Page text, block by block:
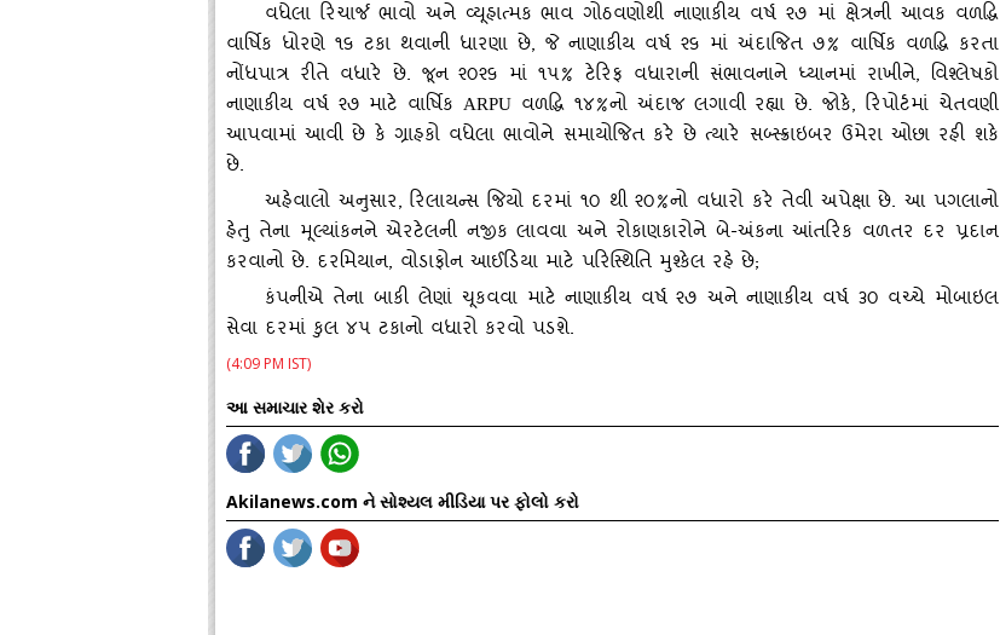
વધેલા રિચાર્જ ભાવો અને વ્‍યૂહાત્‍મક ભાવ ગોઠવણોથી નાણાકીય વર્ષ ૨૭ માં ક્ષેત્રની આવક વળદ્ધિ
વાર્ષિક ધોરણે ૧૬ ટકા થવાની ધારણા છે, જે નાણાકીય વર્ષ ૨૬ માં અંદાજિત ૭% વાર્ષિક વળદ્ધિ કરતા
નોંધપાત્ર રીતે વધારે છે. જૂન ૨૦૨૬ માં ૧૫% ટેરિફ વધારાની સંભાવનાને ધ્‍યાનમાં રાખીને, વિશ્‍લેષકો
નાણાકીય વર્ષ ૨૭ માટે વાર્ષિકARPU વળદ્ધિ ૧૪%નો અંદાજ લગાવી રહ્યા છે. જોકે, રિપોર્ટમાં ચેતવણી
આપવામાં આવી છે કે ગ્રાહકો વધેલા ભાવોને સમાયોજિત કરે છે ત્‍યારે સબ્‍સ્‍ક્રાઇબર ઉમેરા ઓછા રહી શકે
છે.
અહેવાલો અનુસાર,રિલાયન્‍સ જિયો દરમાં ૧૦ થી ૨૦%નો વધારો કરે તેવી અપેક્ષા છે. આ પગલાનો
હેતુ તેના મૂલ્‍યાંકનને એરટેલની નજીક લાવવા અને રોકાણકારોને બે-અંકના આંતરિક વળતર દર પ્રદાન
કરવાનો છે. દરમિયાન, વોડાફોન આઈડિયા માટે પરિસ્‍થિતિ મુશ્‍કેલ રહે છે;
કંપનીએ તેના બાકી લેણાં ચૂકવવા માટે નાણાકીય વર્ષ ૨૭ અને નાણાકીય વર્ષ ૩૦ વચ્‍ચે મોબાઇલ
સેવા દરમાં કુલ ૪૫ ટકાનો વધારો કરવો પડશે.
(4:09 PM IST)
આ સમાચાર શેર કરો
Akilanews.com ને સોશ્યલ મીડિયા પર ફોલો કરો